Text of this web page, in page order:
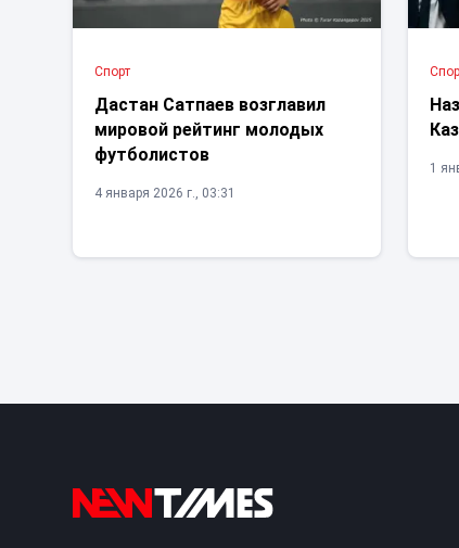
Спорт
Дастан Сатпаев возглавил
мировой рейтинг молодых
футболистов
4 января 2026 г., 03:31
1